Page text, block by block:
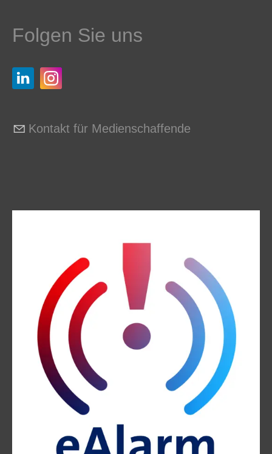
Folgen Sie uns
Kontakt für Medienschaffende